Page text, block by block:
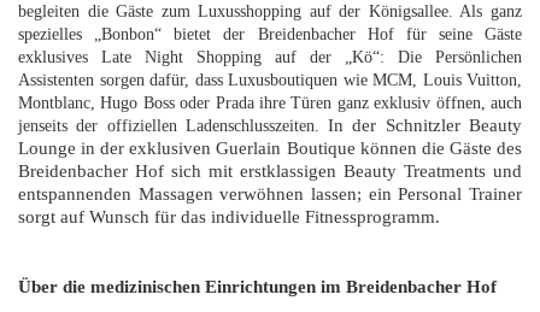
begleiten die Gäste zum Luxusshopping auf der Königsallee. Als ganz
spezielles „Bonbon“ bietet der Breidenbacher Hof für seine Gäste
exklusives Late Night Shopping auf der „Kö“: Die Persönlichen
Assistenten sorgen dafür, dass Luxusboutiquen wie MCM, Louis Vuitton,
Montblanc, Hugo Boss oder Prada ihre Türen ganz exklusiv öffnen, auch
jenseits der offiziellen Ladenschlusszeiten.In der Schnitzler Beauty
Lounge in der exklusiven Guerlain Boutique können die Gäste des
Breidenbacher Hof sich mit erstklassigen Beauty Treatments und
entspannenden Massagen verwöhnen lassen; ein Personal Trainer
sorgt auf Wunsch für das individuelle Fitnessprogramm.
Über die medizinischen Einrichtungen im Breidenbacher Hof